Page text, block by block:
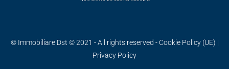
© Immobiliare Dst © 2021 - All rights reserved - Cookie Policy (UE) |
Privacy Policy